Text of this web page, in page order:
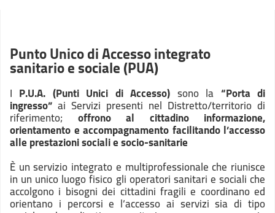
Punto Unico di Accesso integrato
sanitario e sociale (PUA)
I P.U.A. (Punti Unici di Accesso) sono la “Porta di
ingresso”ai Servizi presenti nel Distretto/territorio di
riferimento; offrono al cittadino informazione,
orientamento e accompagnamento facilitando l’accesso
alle prestazionisociali e socio-sanitarie
È un servizio integrato e multiprofessionale che riunisce
in un unico luogo fisico gli operatori sanitari e sociali che
accolgono i bisogni dei cittadini fragili e coordinano ed
orientano i percorsi e l’accesso ai servizi sia di tipo